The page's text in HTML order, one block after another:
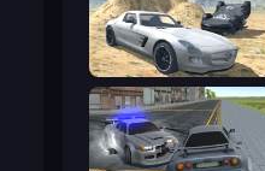
Derby Crash 2